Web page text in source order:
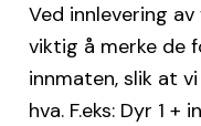
Ved innlevering
viktig å merke de
innmaten, slik at
hva. F.eks: Dyr 1 +